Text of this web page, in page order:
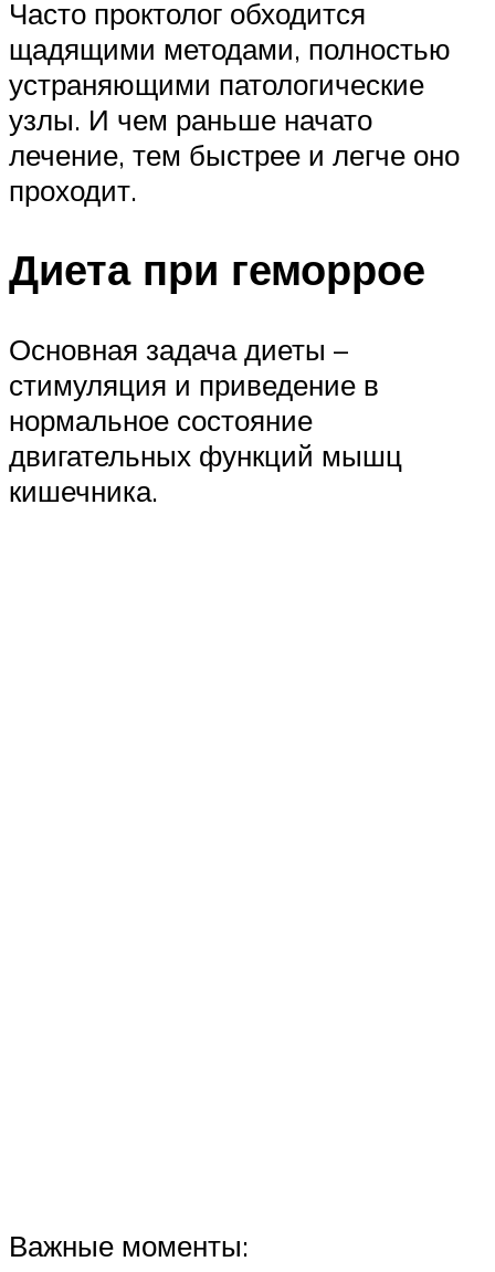
Часто проктолог обходится
щадящими методами, полностью
устраняющими патологические
узлы. И чем раньше начато
лечение, тем быстрее и легче оно
проходит.
Диета при геморрое
Основная задача диеты –
стимуляция и приведение в
нормальное состояние
двигательных функций мышц
кишечника.
Важные моменты: